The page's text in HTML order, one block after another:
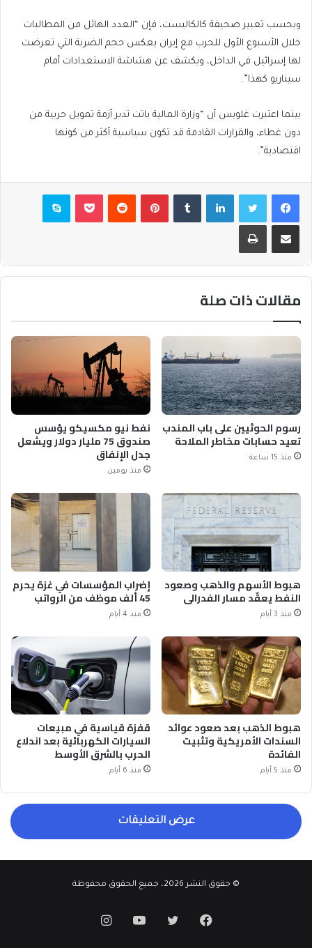
وبحسب تعبير صحيفة كالكاليست، فإن “العدد الهائل من المطالبات
خلال الأسبوع الأول للحرب مع إيران يعكس حجم الضربة التي تعرضت
لها إسرائيل في الداخل، ويكشف عن هشاشة الاستعدادات أمام
سيناريو كهذا”.
بينما اعتبرت غلوبس أن “وزارة المالية باتت تدير أزمة تمويل حربية من
دون غطاء، والقرارات القادمة قد تكون سياسية أكثر من كونها
اقتصادية”.
فيسبوكتويتر لينكدإن بينتيريست بوكيت سكايب
مشاركة عبر البريد طباعة
مقالات ذات صلة
رسوم الحوثيين على باب المندب
تعيد حسابات مخاطر الملاحة
منذ 15 ساعة
نفط نيو مكسيكو يؤسس
صندوق 75 مليار دولار ويشعل
جدل الإنفاق
منذ يومين
هبوط الأسهم والذهب وصعود
النفط يعقّد مسار الفدرالي
منذ 3 أيام
إضراب المؤسسات في غزة يحرم
45 ألف موظف من الرواتب
منذ 4 أيام
هبوط الذهب بعد صعود عوائد
السندات الأمريكية وتثبيت
الفائدة
منذ 5 أيام
قفزة قياسية في مبيعات
السيارات الكهربائية بعد اندلاع
الحرب بالشرق الأوسط
منذ 6 أيام
عرض التعليقات
© حقوق النشر 2026، جميع الحقوق محفوظة
فيسبوكتويتر يوتيوبانستقرام